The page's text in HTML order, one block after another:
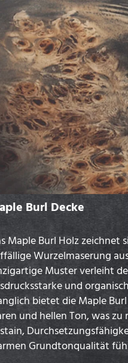
Burl Decke
Maple Burl Holz zeichnet
Wurzelmaserung
Muster verleiht
und
bietet die Maple
und hellen Ton, was zu
Grundtonqualität